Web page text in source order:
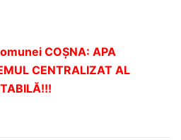
COȘNA: APA
CENTRALIZAT AL